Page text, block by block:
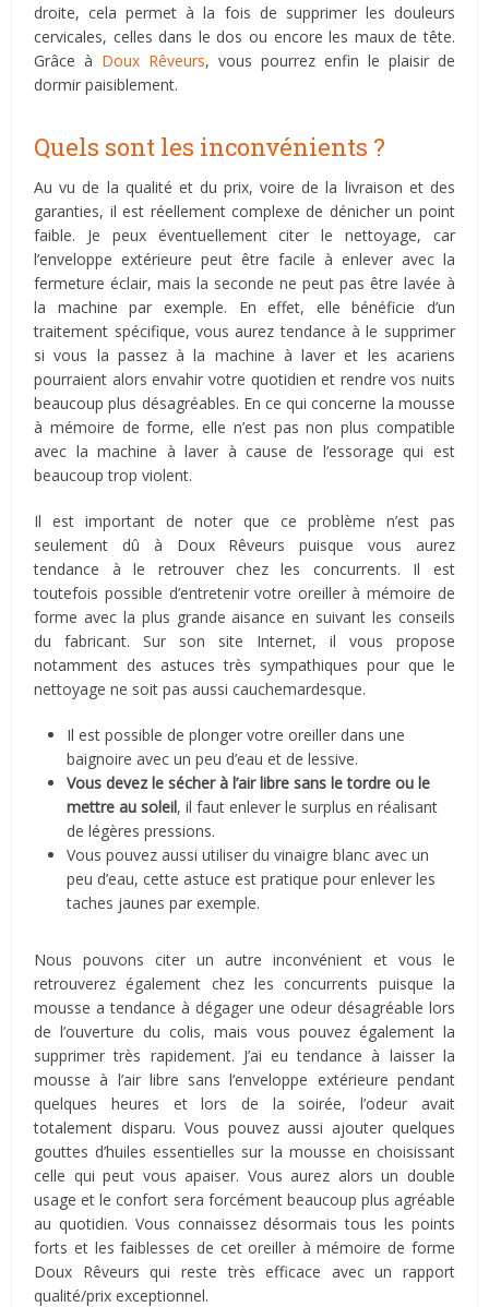
droite, cela permet à la fois de supprimer les douleurs
cervicales, celles dans le dos ou encore les maux de tête.
Grâce à Doux Rêveurs, vous pourrez enfin le plaisir de
dormir paisiblement.
Quels sont les inconvénients ?
Au vu de la qualité et du prix, voire de la livraison et des
garanties, il est réellement complexe de dénicher un point
faible. Je peux éventuellement citer le nettoyage, car
l’enveloppe extérieure peut être facile à enlever avec la
fermeture éclair, mais la seconde ne peut pas être lavée à
la machine par exemple. En effet, elle bénéficie d’un
traitement spécifique, vous aurez tendance à le supprimer
si vous la passez à la machine à laver et les acariens
pourraient alors envahir votre quotidien et rendre vos nuits
beaucoup plus désagréables. En ce qui concerne la mousse
à mémoire de forme, elle n’est pas non plus compatible
avec la machine à laver à cause de l’essorage qui est
beaucoup trop violent.
Il est important de noter que ce problème n’est pas
seulement dû à Doux Rêveurs puisque vous aurez
tendance à le retrouver chez les concurrents. Il est
toutefois possible d’entretenir votre oreiller à mémoire de
forme avec la plus grande aisance en suivant les conseils
du fabricant. Sur son site Internet, il vous propose
notamment des astuces très sympathiques pour que le
nettoyage ne soit pas aussi cauchemardesque.
Il est possible de plonger votre oreiller dans une
baignoire avec un peu d’eau et de lessive.
Vous devez le sécher à l’air libre sans le tordre ou le
mettre au soleil, il faut enlever le surplus en réalisant
de légères pressions.
Vous pouvez aussi utiliser du vinaigre blanc avec un
peu d’eau, cette astuce est pratique pour enlever les
taches jaunes par exemple.
Nous pouvons citer un autre inconvénient et vous le
retrouverez également chez les concurrents puisque la
mousse a tendance à dégager une odeur désagréable lors
de l’ouverture du colis, mais vous pouvez également la
supprimer très rapidement. J’ai eu tendance à laisser la
mousse à l’air libre sans l’enveloppe extérieure pendant
quelques heures et lors de la soirée, l’odeur avait
totalement disparu. Vous pouvez aussi ajouter quelques
gouttes d’huiles essentielles sur la mousse en choisissant
celle qui peut vous apaiser. Vous aurez alors un double
usage et le confort sera forcément beaucoup plus agréable
au quotidien. Vous connaissez désormais tous les points
forts et les faiblesses de cet oreiller à mémoire de forme
Doux Rêveurs qui reste très efficace avec un rapport
qualité/prix exceptionnel.